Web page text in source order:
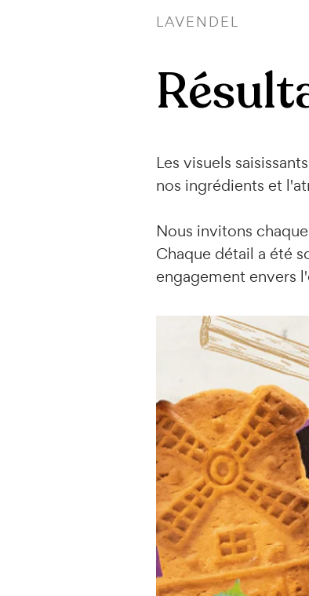
LAVENDEL
Les visuels
nos ingrédients et
Nous invitons
Chaque détail a été
engagement envers